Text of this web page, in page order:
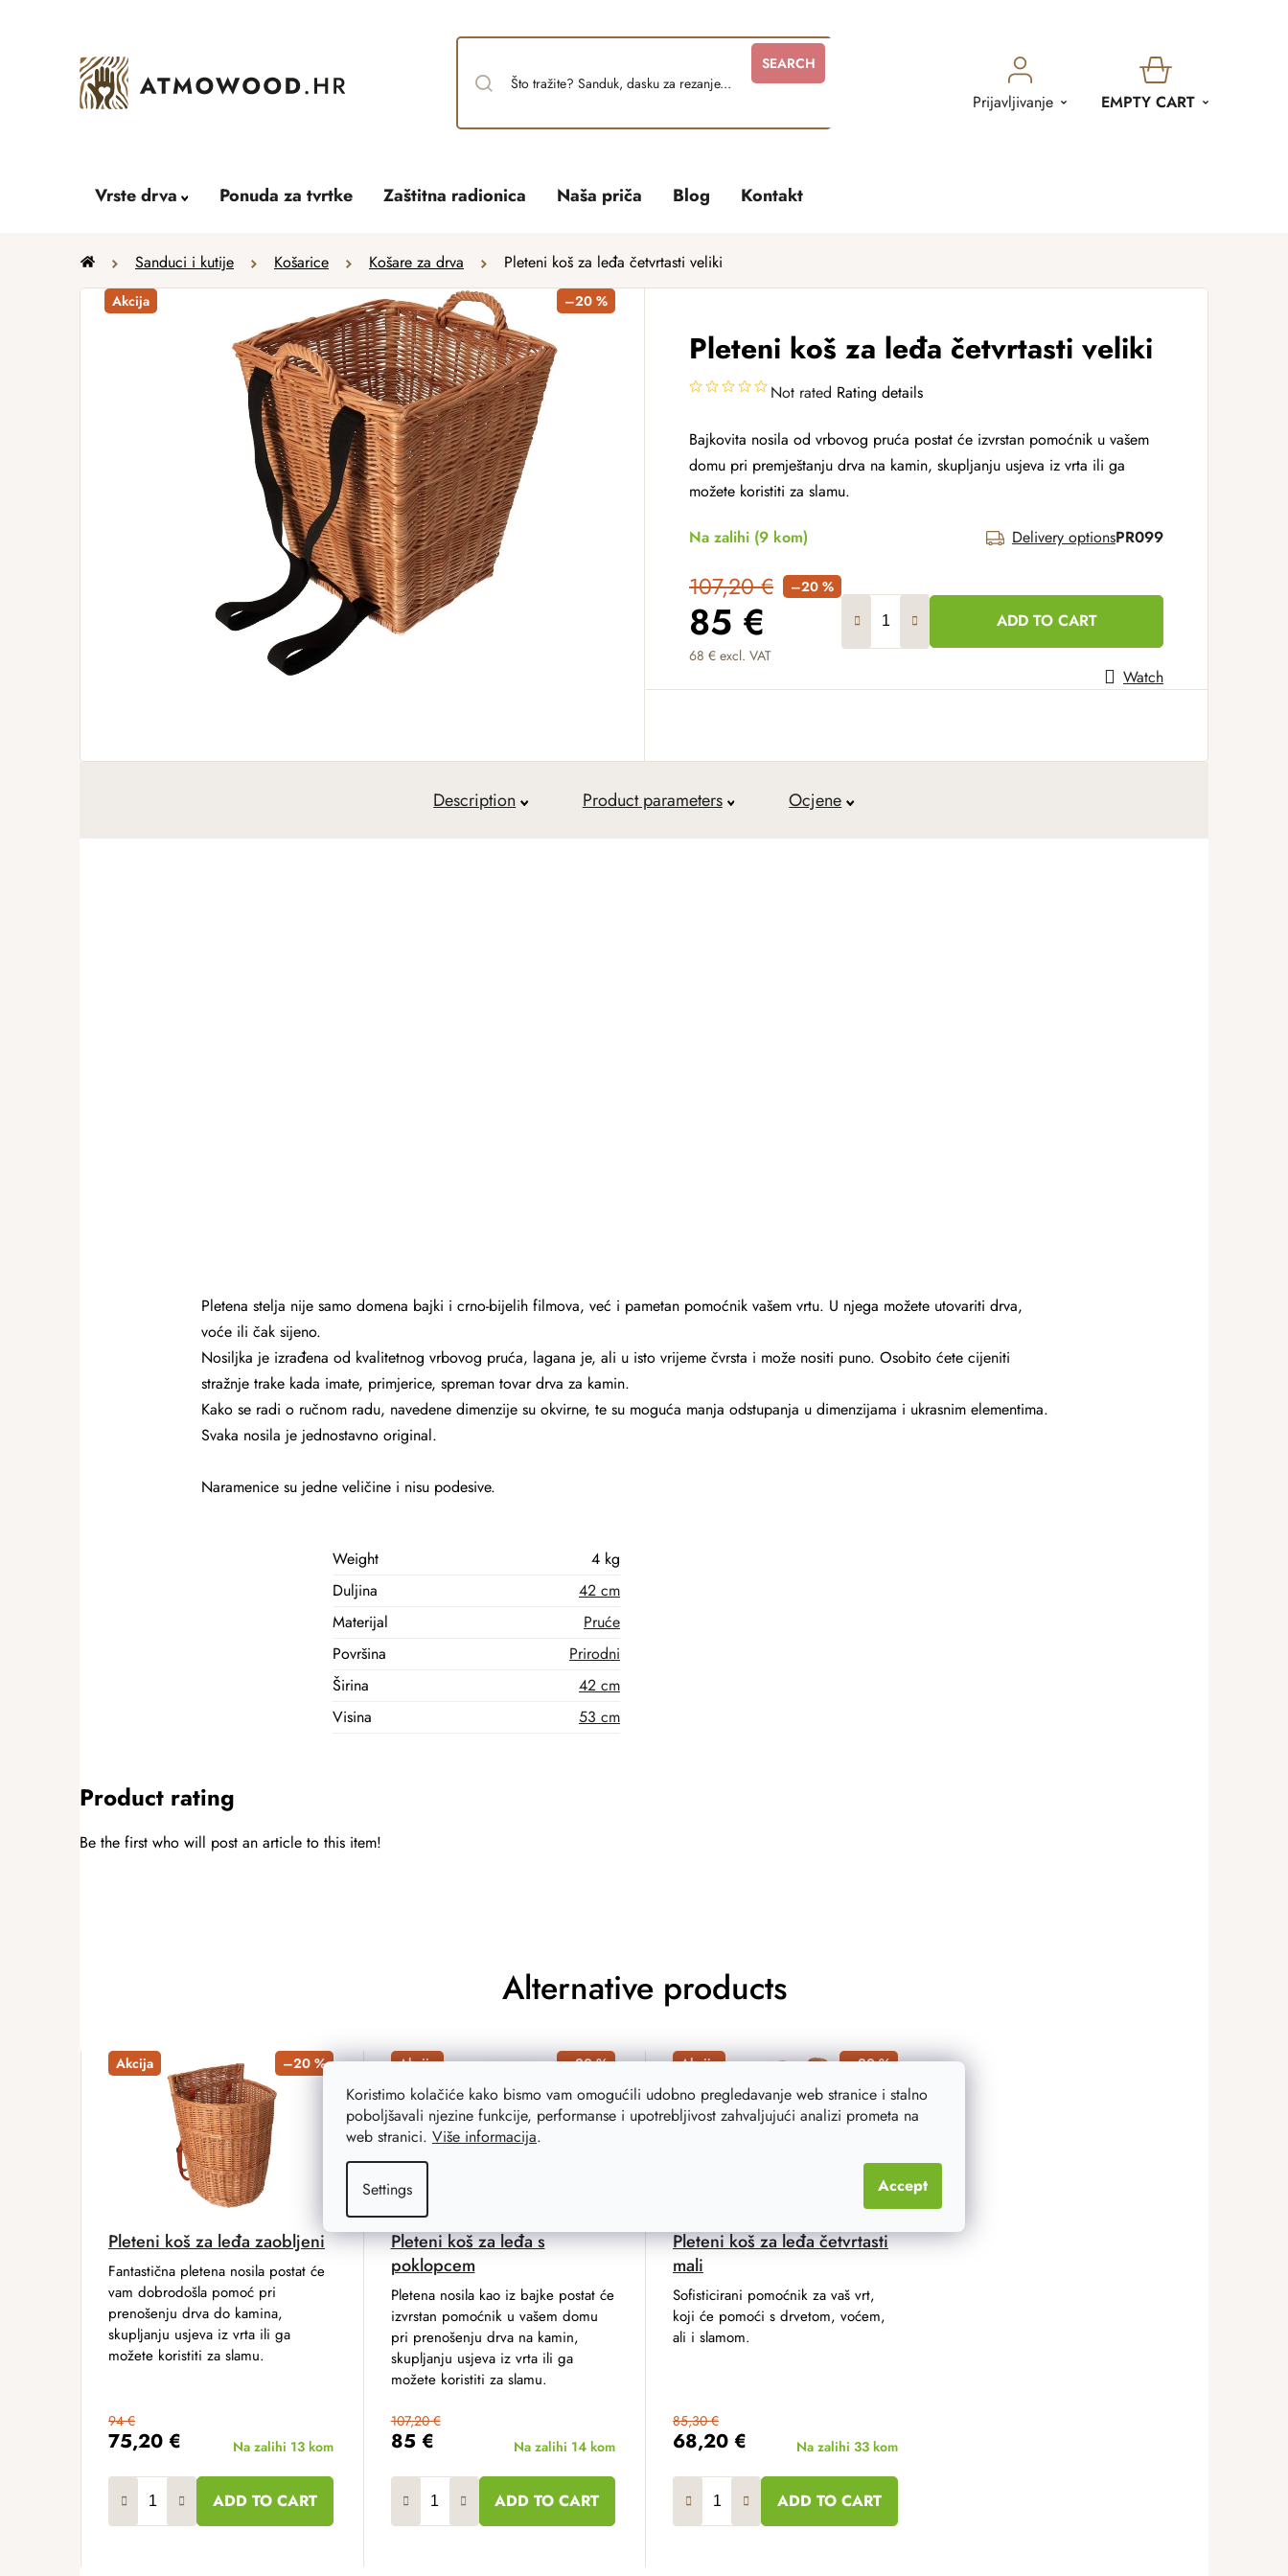
Koristimo kolačiće kako bismo vam omogućili udobno pregledavanje web stranice i stalno
poboljšavali njezine funkcije, performanse i upotrebljivost zahvaljujući analizi prometa na
web stranici. Više informacija.
Settings Accept
SEARCH
Prijavljivanje
SHOPPING
EMPTY CART
Vrste drva Ponuda za tvrtke Zaštitna radionica Naša priča Blog Kontakt
Home Sanduci i kutije Košarice Košare za drva Pleteni koš za leđa četvrtasti veliki
Pleteni koš za leđa četvrtasti veliki
Not rated Rating details
Bajkovita nosila od vrbovog pruća postat će izvrstan pomoćnik u vašem
domu pri premještanju drva na kamin, skupljanju usjeva iz vrta ili ga
možete koristiti za slamu.
Na zalihi (9 kom) Delivery optionsPR099
107,20 € –20 %
85 €
68 € excl. VAT
Measure price:
ADD TO CART
Watch
Akcija –20 %
Description Product parameters Ocjene
Pletena stelja nije samo domena bajki i crno-bijelih filmova, već i pametan pomoćnik vašem vrtu. U njega možete utovariti drva,
voće ili čak sijeno.
Nosiljka je izrađena od kvalitetnog vrbovog pruća, lagana je, ali u isto vrijeme čvrsta i može nositi puno. Osobito ćete cijeniti
stražnje trake kada imate, primjerice, spreman tovar drva za kamin.
Kako se radi o ručnom radu, navedene dimenzije su okvirne, te su moguća manja odstupanja u dimenzijama i ukrasnim elementima.
Svaka nosila je jednostavno original.
Naramenice su jedne veličine i nisu podesive.
Weight
4 kg
Duljina
42 cm
Materijal
Pruće
Površina
Prirodni
Širina
42 cm
Visina
53 cm
Product rating
Be the first who will post an article to this item!
Alternative products
Akcija –20 %
Pleteni koš za leđa zaobljeni
75,20 €
94 €
Na zalihi 13 kom
ADD TO CART
Fantastična pletena nosila postat će
vam dobrodošla pomoć pri
prenošenju drva do kamina,
skupljanju usjeva iz vrta ili ga
možete koristiti za slamu.
Akcija –20 %
Pleteni koš za leđa s
poklopcem
85 €
107,20 €
Na zalihi 14 kom
ADD TO CART
Pletena nosila kao iz bajke postat će
izvrstan pomoćnik u vašem domu
pri prenošenju drva na kamin,
skupljanju usjeva iz vrta ili ga
možete koristiti za slamu.
Akcija –20 %
Pleteni koš za leđa četvrtasti
mali
68,20 €
85,30 €
Na zalihi 33 kom
ADD TO CART
Sofisticirani pomoćnik za vaš vrt,
koji će pomoći s drvetom, voćem,
ali i slamom.